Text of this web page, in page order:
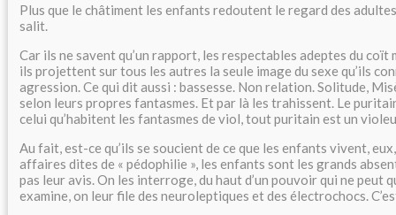
Plus que le châtiment les enfants redoutent le regard des
salit.
Car ils ne savent qu’un rapport, les respectables adeptes du coït
ils projettent sur tous les autres la seule image du sexe qu’ils
agression. Ce qui dit aussi : bassesse. Non relation. Solitude,
selon leurs propres fantasmes. Et par là les trahissent. Le
celui qu’habitent les fantasmes de viol, tout puritain est un
Au fait, est-ce qu’ils se soucient de ce que les enfants vivent,
affaires dites de « pédophilie », les enfants sont les grands
pas leur avis. On les interroge, du haut d’un pouvoir qui ne peut
examine, on leur file des neuroleptiques et des électrochocs.